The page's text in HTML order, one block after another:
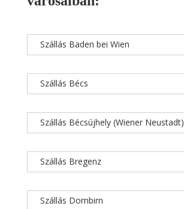
Szállás Baden bei Wien
Szállás Bécs
Szállás Bécsújhely (Wiener Neustadt)
Szállás Bregenz
Szállás Dornbirn